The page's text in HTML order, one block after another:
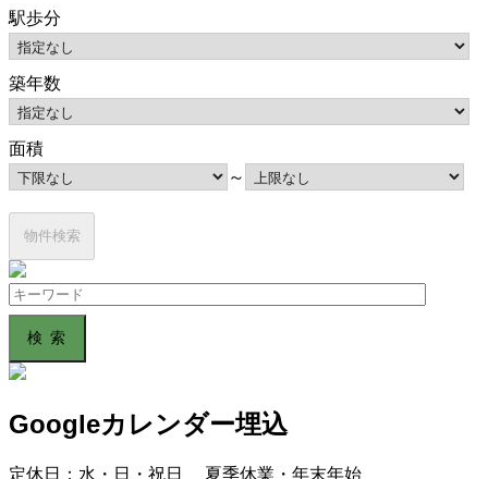
駅歩分
築年数
面積
～
Search
for:
Googleカレンダー埋込
定休日：水・日・祝日 夏季休業・年末年始